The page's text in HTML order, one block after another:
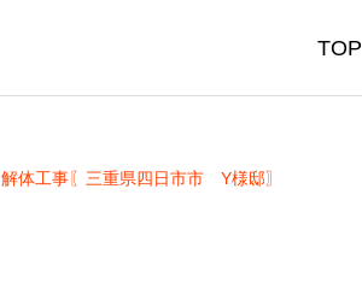
TOP
解体工事〖三重県四日市市 Y様邸〗